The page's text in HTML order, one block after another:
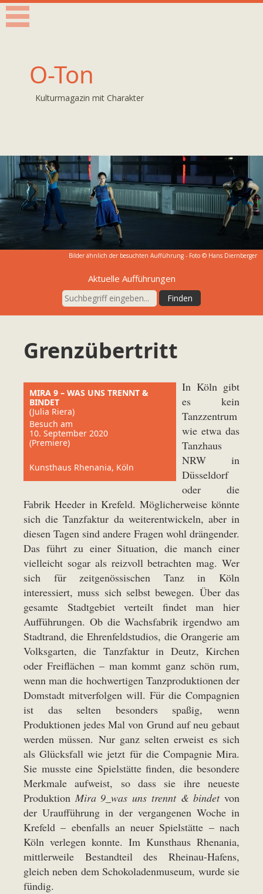
O-Ton
Kulturmagazin mit Charakter
Bilder ähnlich der besuchten Aufführung - Foto © Hans Diernberger
Aktuelle Aufführungen
Grenzübertritt
MIRA 9 – WAS UNS TRENNT &
BINDET
(Julia Riera)
Besuch am
10. September 2020
(Premiere)
Kunsthaus Rhenania, Köln
In Köln gibt
es kein
Tanzzentrum
wie etwa das
Tanzhaus
NRW in
Düsseldorf
oder die
Fabrik Heeder in Krefeld. Möglicherweise könnte
sich die Tanzfaktur da weiterentwickeln, aber in
diesen Tagen sind andere Fragen wohl drängender.
Das führt zu einer Situation, die manch einer
vielleicht sogar als reizvoll betrachten mag. Wer
sich für zeitgenössischen Tanz in Köln
interessiert, muss sich selbst bewegen. Über das
gesamte Stadtgebiet verteilt findet man hier
Aufführungen. Ob die Wachsfabrik irgendwo am
Stadtrand, die Ehrenfeldstudios, die Orangerie am
Volksgarten, die Tanzfaktur in Deutz, Kirchen
oder Freiflächen – man kommt ganz schön rum,
wenn man die hochwertigen Tanzproduktionen der
Domstadt mitverfolgen will. Für die Compagnien
ist das selten besonders spaßig, wenn
Produktionen jedes Mal von Grund auf neu gebaut
werden müssen. Nur ganz selten erweist es sich
als Glücksfall wie jetzt für die Compagnie Mira.
Sie musste eine Spielstätte finden, die besondere
Merkmale aufweist, so dass sie ihre neueste
Produktion Mira 9_was uns trennt & bindetvon
der Uraufführung in der vergangenen Woche in
Krefeld – ebenfalls an neuer Spielstätte – nach
Köln verlegen konnte. Im Kunsthaus Rhenania,
mittlerweile Bestandteil des Rheinau-Hafens,
gleich neben dem Schokoladenmuseum, wurde sie
fündig.